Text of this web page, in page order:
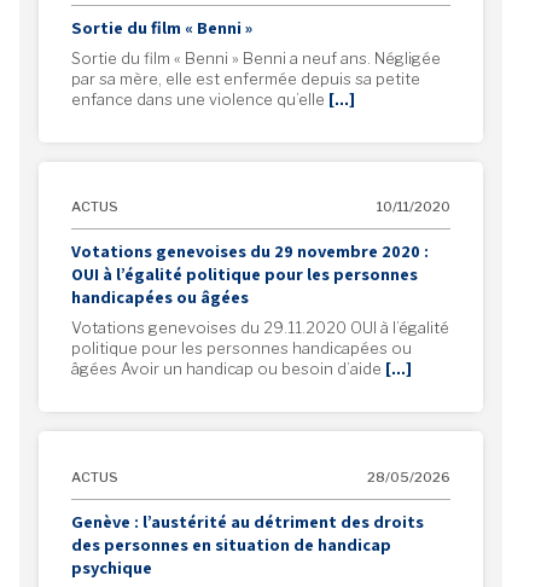
Sortie du film « Benni »
Sortie du film « Benni » Benni a neuf ans. Négligée
par sa mère, elle est enfermée depuis sa petite
enfance dans une violence qu’elle […]
ACTUS 10/11/2020
Votations genevoises du 29 novembre 2020 :
OUI à l’égalité politique pour les personnes
handicapées ou âgées
Votations genevoises du 29.11.2020 OUI à l’égalité
politique pour les personnes handicapées ou
âgées Avoir un handicap ou besoin d’aide […]
ACTUS 28/05/2026
Genève : l’austérité au détriment des droits
des personnes en situation de handicap
psychique